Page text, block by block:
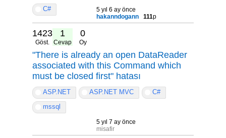
C#
5 yıl 6 ay önce
hakanndogann
111p
14237
Göst.
1
Cevap
0
Oy
"There is already an open DataReader
associated with this Command which
must be closed first" hatası
ASP.NET ASP.NET MVC
C#
mssql
5 yıl 7 ay önce
misafir